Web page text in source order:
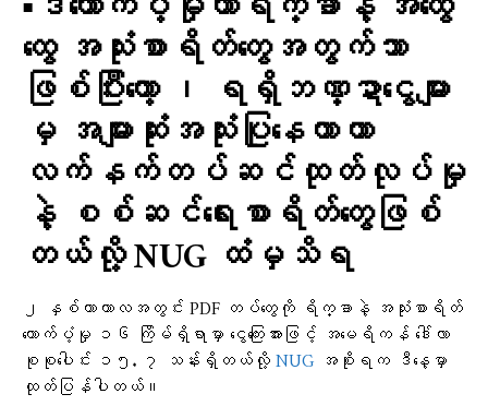
ထွေ အသုံးစာရိတ်​တွေအတွက်သာ
ဖြစ်ပြီး​တော့ ၊ ရရှိဘဏ္ဍာ​ငွေများ
မှ အများဆုံးအသုံးပြု​နေတာဟာ
လက်နက်တပ်ဆင်ထုတ်လုပ်မှု
နဲ့ စစ်ဆင်​ရေးစာရိတ်​တွေဖြစ်
တယ်လို့ NUG ထံမှသိရ
၂ နှစ်တာကာလအတွင်း PDF တပ်တွေကို ရိက္ခာနဲ့ အသုံးစာရိတ်
ထောက်ပံ့မှု ၁၆ ကြိမ်ရှိရာမှာ ငွေကြေးအားဖြင့် အမေရိကန် ဒေါ်လာ
စုစုပေါင်း ၁၅. ၇ သန်းရှိတယ်လို့NUG အစိုးရက ဒီနေ့မှာ
ထုတ်ပြန်ပါတယ်။